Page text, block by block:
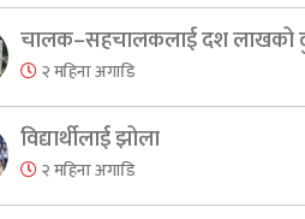
चालक–सहचालकलाई दश लाखको
२ महिना अगाडि
विद्यार्थीलाई झोला
२ महिना अगाडि